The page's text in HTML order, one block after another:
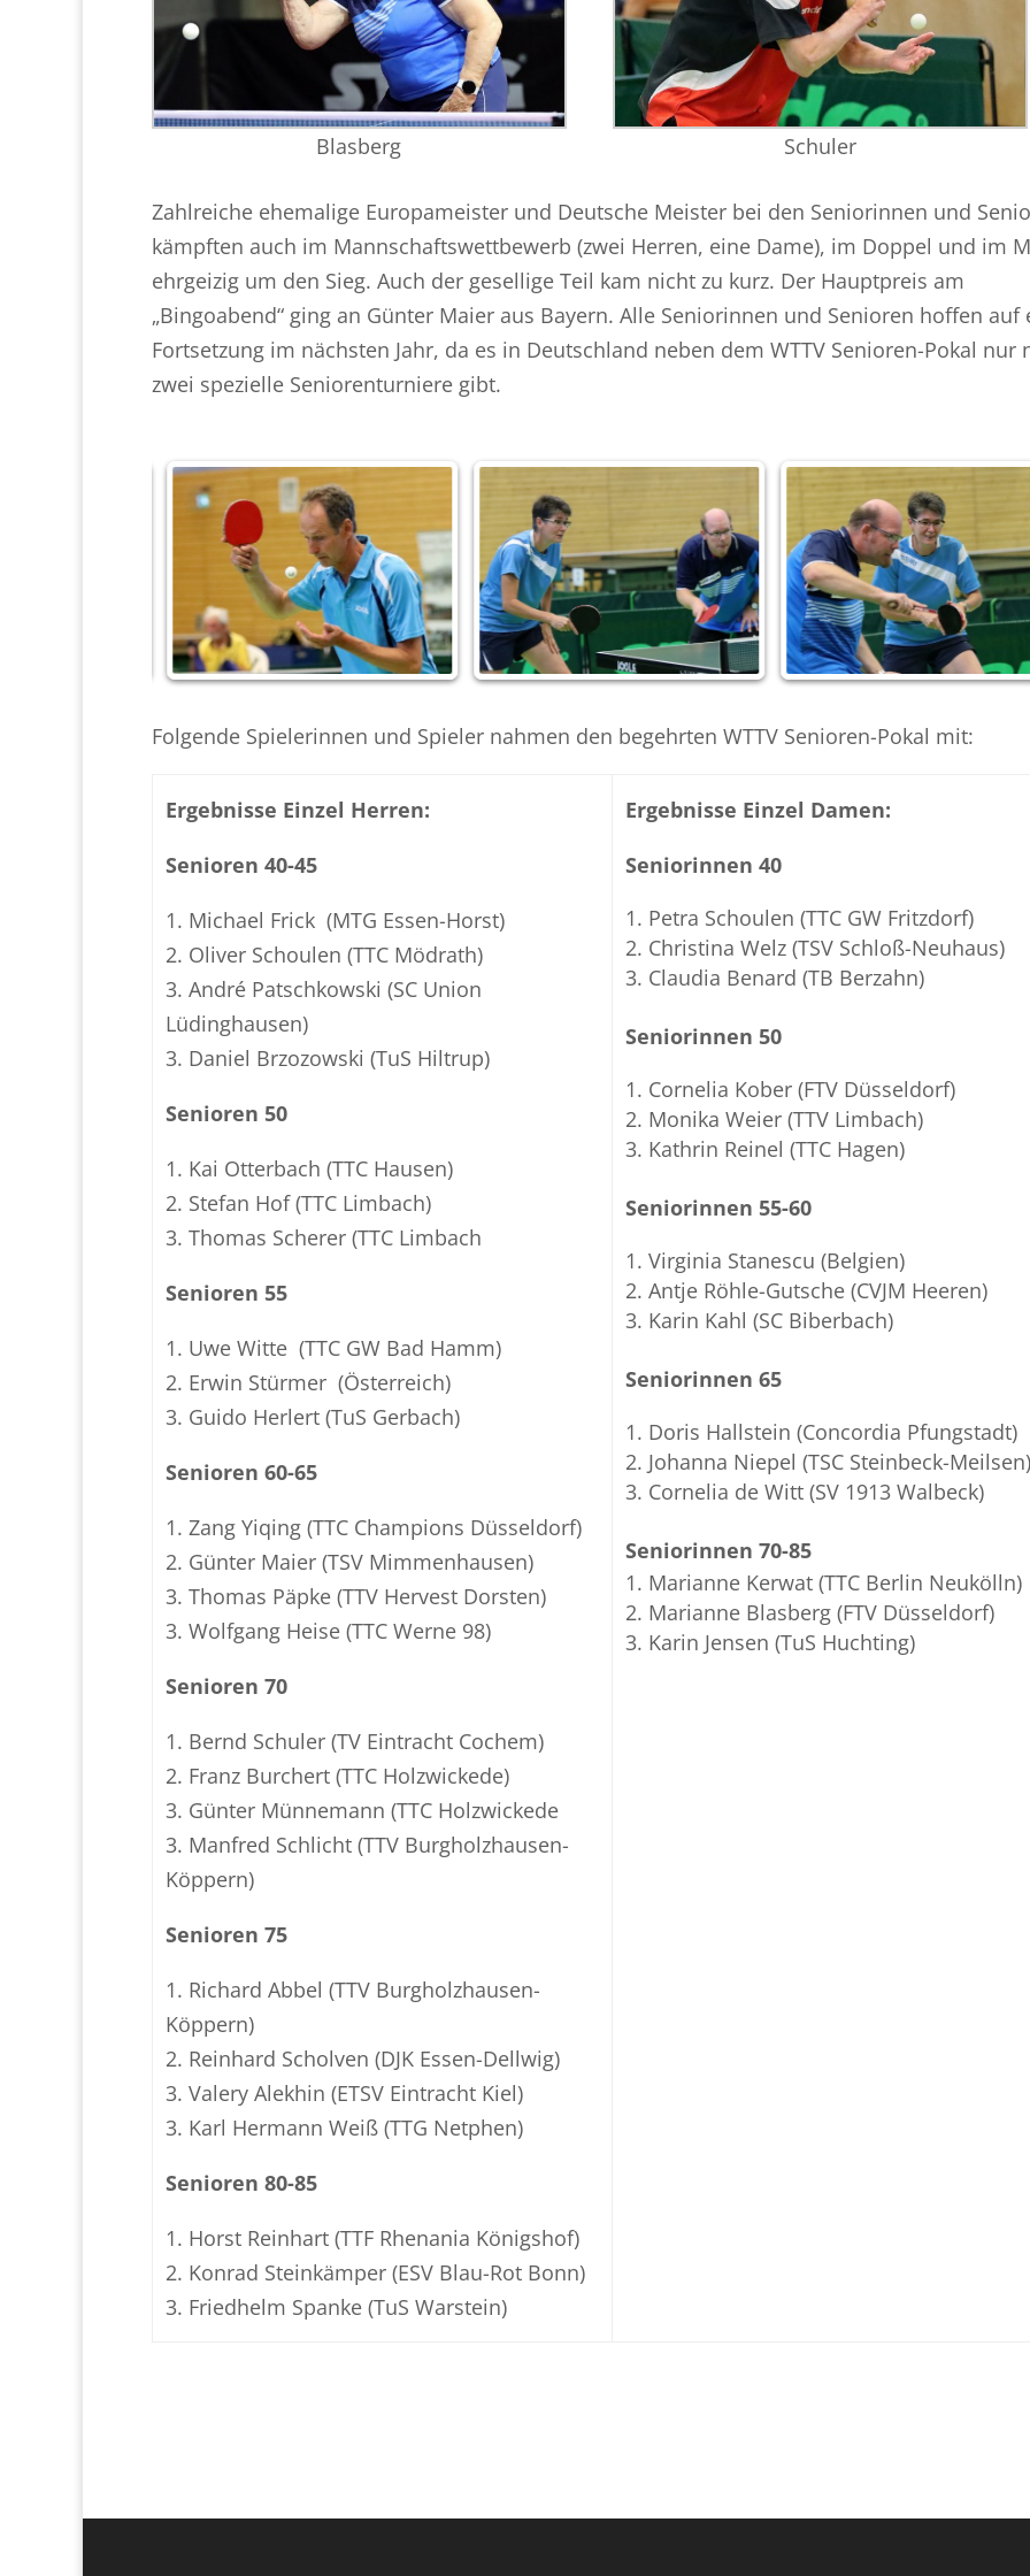
Blasberg Schuler
Zahlreiche ehemalige Europameister und Deutsche Meister bei den Seniorinnen und
kämpften auch im Mannschaftswettbewerb (zwei Herren, eine Dame), im Doppel und im
ehrgeizig um den Sieg. Auch der gesellige Teil kam nicht zu kurz. Der Hauptpreis am
„Bingoabend“ ging an Günter Maier aus Bayern. Alle Seniorinnen und Senioren hoffen auf
Fortsetzung im nächsten Jahr, da es in Deutschland neben dem WTTV Senioren-Pokal nur
zwei spezielle Seniorenturniere gibt.
Folgende Spielerinnen und Spieler nahmen den begehrten WTTV Senioren-Pokal mit:
Ergebnisse Einzel Herren:
Senioren 40-45
1. Michael Frick (MTG Essen-Horst)
2. Oliver Schoulen (TTC Mödrath)
3. André Patschkowski (SC Union
Lüdinghausen)
3. Daniel Brzozowski (TuS Hiltrup)
Senioren 50
1. Kai Otterbach (TTC Hausen)
2. Stefan Hof (TTC Limbach)
3. Thomas Scherer (TTC Limbach
Senioren 55
1. Uwe Witte (TTC GW Bad Hamm)
2. Erwin Stürmer (Österreich)
3. Guido Herlert (TuS Gerbach)
Senioren 60-65
1. Zang Yiqing (TTC Champions Düsseldorf)
2. Günter Maier (TSV Mimmenhausen)
3. Thomas Päpke (TTV Hervest Dorsten)
3. Wolfgang Heise (TTC Werne 98)
Senioren 70
1. Bernd Schuler (TV Eintracht Cochem)
2. Franz Burchert (TTC Holzwickede)
3. Günter Münnemann (TTC Holzwickede
3. Manfred Schlicht (TTV Burgholzhausen-
Köppern)
Senioren 75
1. Richard Abbel (TTV Burgholzhausen-
Köppern)
2. Reinhard Scholven (DJK Essen-Dellwig)
3. Valery Alekhin (ETSV Eintracht Kiel)
3. Karl Hermann Weiß (TTG Netphen)
Senioren 80-85
1. Horst Reinhart (TTF Rhenania Königshof)
2. Konrad Steinkämper (ESV Blau-Rot Bonn)
3. Friedhelm Spanke (TuS Warstein)
Ergebnisse Einzel Damen:
Seniorinnen 40
Petra Schoulen (TTC GW Fritzdorf)
Christina Welz (TSV Schloß-Neuhaus)
Claudia Benard (TB Berzahn)
Seniorinnen 50
Cornelia Kober (FTV Düsseldorf)
Monika Weier (TTV Limbach)
Kathrin Reinel (TTC Hagen)
Seniorinnen 55-60
Virginia Stanescu (Belgien)
Antje Röhle-Gutsche (CVJM Heeren)
Karin Kahl (SC Biberbach)
Seniorinnen 65
Doris Hallstein (Concordia Pfungstadt)
Johanna Niepel (TSC Steinbeck-Meilsen)
Cornelia de Witt (SV 1913 Walbeck)
Seniorinnen 70-85
Marianne Kerwat (TTC Berlin Neukölln)
Marianne Blasberg (FTV Düsseldorf)
Karin Jensen (TuS Huchting)